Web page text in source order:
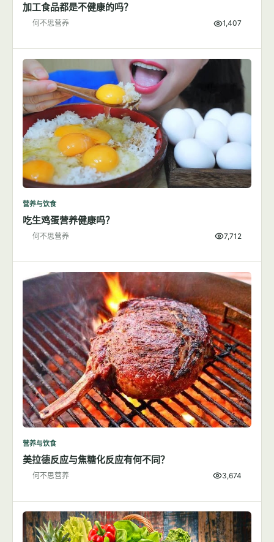
加工食品都是不健康的吗？
何不思营养 1,407
营养与饮食
吃生鸡蛋营养健康吗？
何不思营养 7,712
营养与饮食
美拉德反应与焦糖化反应有何不同？
何不思营养 3,674